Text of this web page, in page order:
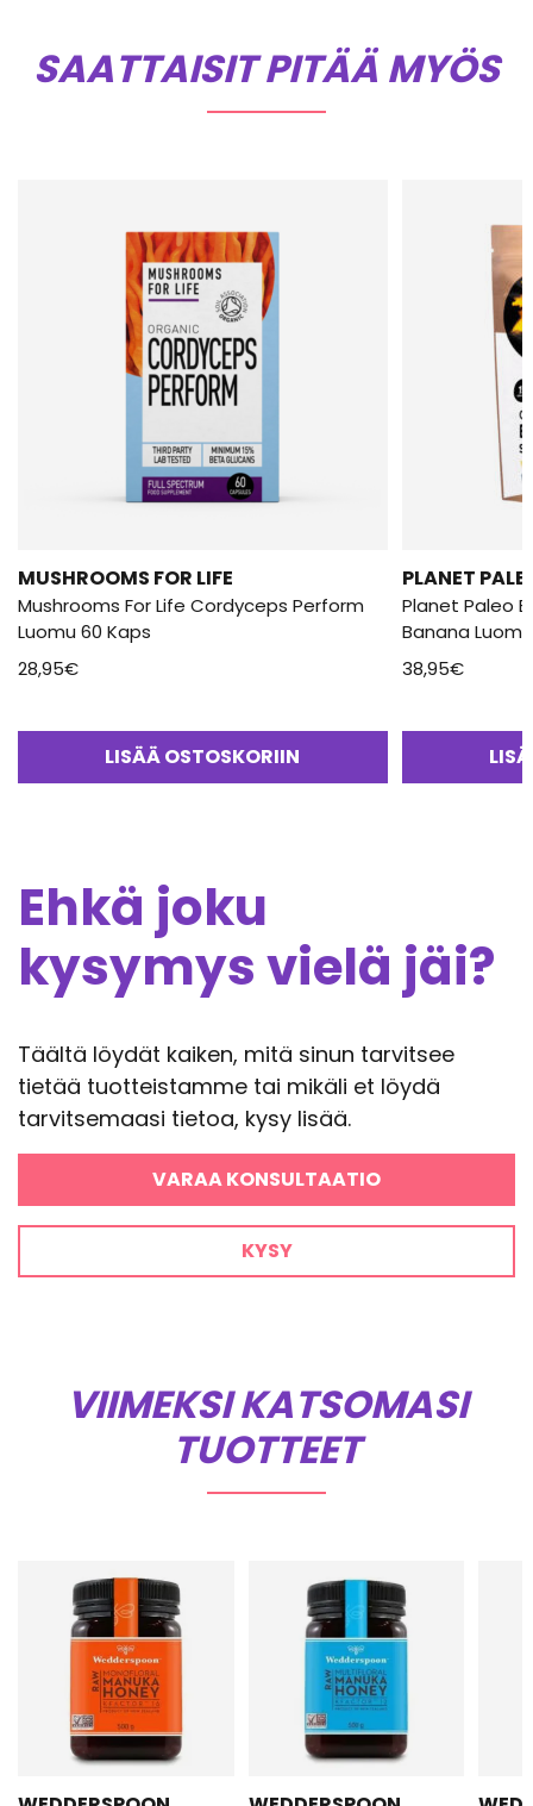
SAATTAISIT PITÄÄ MYÖS
MUSHROOMS FOR LIFE
Mushrooms For Life Cordyceps Perform
Luomu 60 Kaps
28,95€
LISÄÄ OSTOSKORIIN
PLANET
Planet Paleo
Banana
38,95€
Ehkä joku
kysymys vielä jäi?
Täältä löydät kaiken, mitä sinun tarvitsee
tietää tuotteistamme tai mikäli et löydä
tarvitsemaasi tietoa, kysy lisää.
VARAA KONSULTAATIO
KYSY
VIIMEKSI KATSOMASI
TUOTTEET